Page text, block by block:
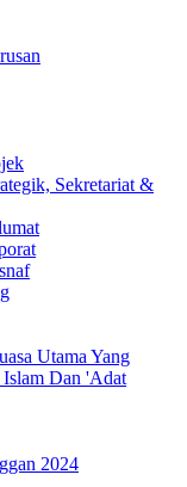
Sekretariat &
Utama Yang
Dan 'Adat
2024